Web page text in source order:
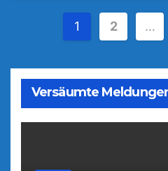
Beiträge
1 2 …
Versäumte